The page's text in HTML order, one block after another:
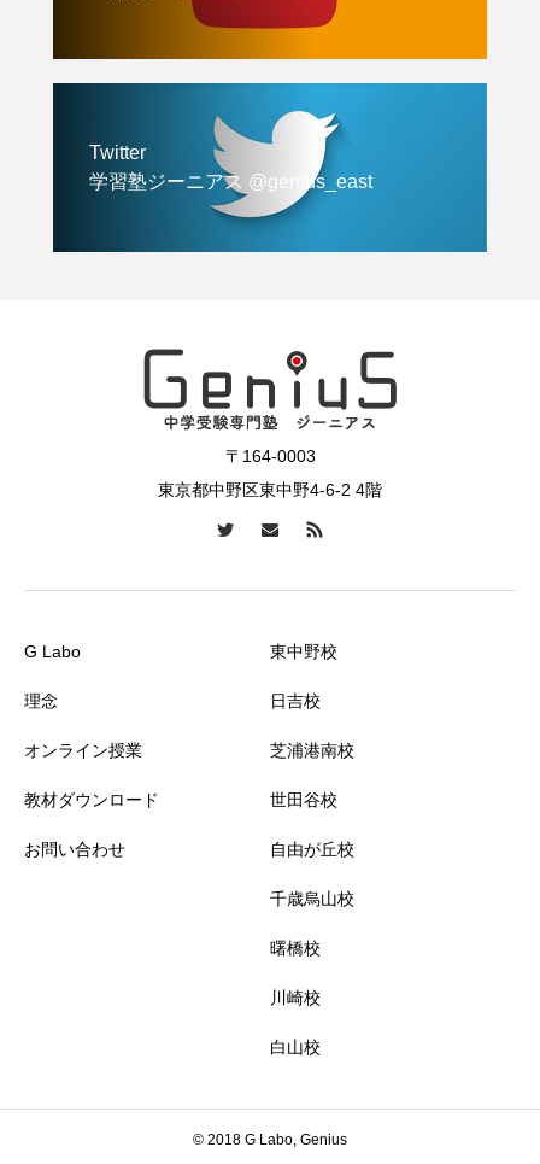
Twitter
学習塾ジーニアス @genius_east
〒164-0003
東京都中野区東中野4-6-2 4階
G Labo
理念
オンライン授業
教材ダウンロード
お問い合わせ
東中野校
日吉校
芝浦港南校
世田谷校
自由が丘校
千歳烏山校
曙橋校
川崎校
白山校
© 2018 G Labo, Genius